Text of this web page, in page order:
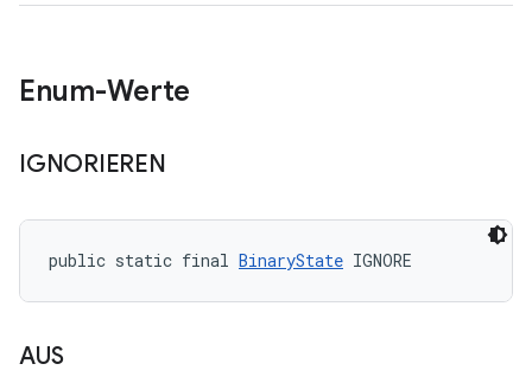
Enum-Werte
IGNORIEREN
public static final BinaryState IGNORE
AUS